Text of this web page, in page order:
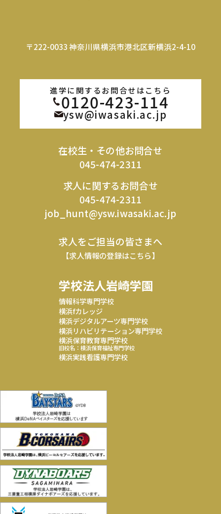
〒222-0033 神奈川県横浜市港北区新横浜2-4-10
進学に関するお問合せはこちら
0120-423-114
ysw@iwasaki.ac.jp
在校生・その他お問合せ
045-474-2311
求人に関するお問合せ
045-474-2311
job_hunt@ysw.iwasaki.ac.jp
求人をご担当の皆さまへ
【求人情報の登録はこちら】
学校法人岩崎学園
情報科学専門学校
横浜fカレッジ
横浜デジタルアーツ専門学校
横浜リハビリテーション専門学校
横浜保育教育専門学校
旧校名：横浜保育福祉専門学校
横浜実践看護専門学校